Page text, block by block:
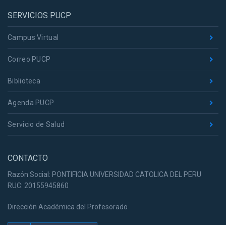
SERVICIOS PUCP
Campus Virtual
Correo PUCP
Biblioteca
Agenda PUCP
Servicio de Salud
CONTACTO
Razón Social: PONTIFICIA UNIVERSIDAD CATOLICA DEL PERU
RUC: 20155945860
Dirección Académica del Profesorado